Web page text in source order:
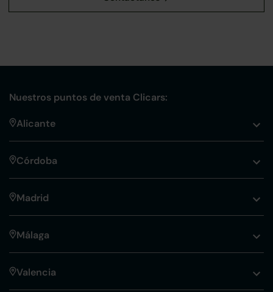
Nuestros puntos de venta Clicars:
Alicante
Córdoba
Madrid
Málaga
Valencia